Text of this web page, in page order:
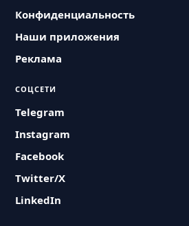
Конфиденциальность
Наши приложения
Реклама
СОЦСЕТИ
Telegram
Instagram
Facebook
Twitter/X
LinkedIn